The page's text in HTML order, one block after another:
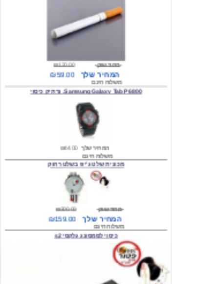
₪120.00
משלוח חינם
Samsung Galaxy Tab P6800, נרתיק כיסוי
המחיר שלך
משלוח חינם
מכונית שלט ג'יפ בשלט רחוק
₪300.00
₪159.00
משלוח חינם
כיסוי לסמסונג גלקסי s2